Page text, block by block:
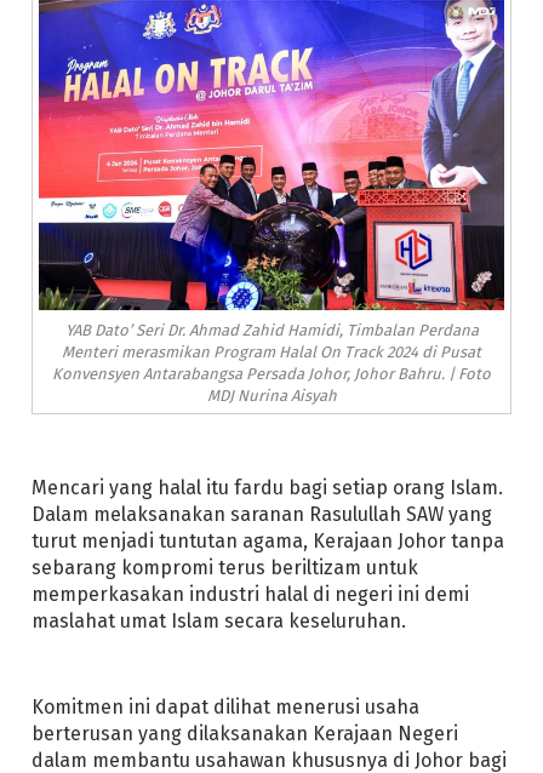
YAB Dato’ Seri Dr. Ahmad Zahid Hamidi, Timbalan Perdana
Menteri merasmikan Program Halal On Track 2024 di Pusat
Konvensyen Antarabangsa Persada Johor, Johor Bahru. | Foto
MDJ Nurina Aisyah
Mencari yang halal itu fardu bagi setiap orang Islam.
Dalam melaksanakan saranan Rasulullah SAW yang
turut menjadi tuntutan agama, Kerajaan Johor tanpa
sebarang kompromi terus beriltizam untuk
memperkasakan industri halal di negeri ini demi
maslahat umat Islam secara keseluruhan.
Komitmen ini dapat dilihat menerusi usaha
berterusan yang dilaksanakan Kerajaan Negeri
dalam membantu usahawan khususnya di Johor bagi